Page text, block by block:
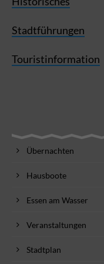
Stadtführungen
Touristinformation
Übernachten
Hausboote
Essen am Wasser
Veranstaltungen
Stadtplan